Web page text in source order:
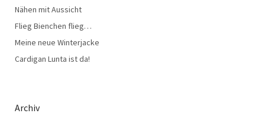
Nähen mit Aussicht
Flieg Bienchen flieg…
Meine neue Winterjacke
Cardigan Lunta ist da!
Archiv